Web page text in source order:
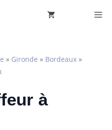
» Gironde » Bordeaux »
à